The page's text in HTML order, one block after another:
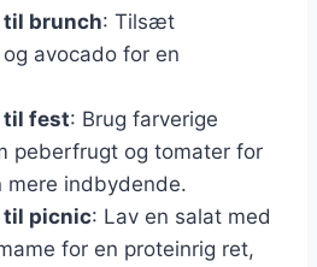
til brunch: Tilsæt
avocado for en
til fest: Brug farverige
peberfrugt og tomater for
mere indbydende.
til picnic: Lav en salat med
for en proteinrig ret,